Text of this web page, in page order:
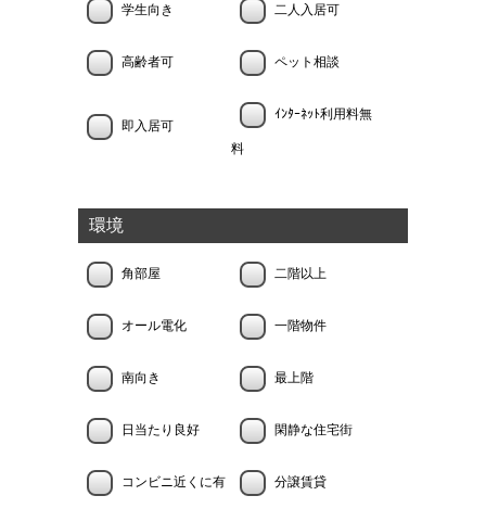
学生向き 二人入居可
高齢者可 ペット相談
即入居可
ｲﾝﾀｰﾈｯﾄ利用料無
料
環境
角部屋 二階以上
オール電化 一階物件
南向き 最上階
日当たり良好 閑静な住宅街
コンビニ近くに有 分譲賃貸